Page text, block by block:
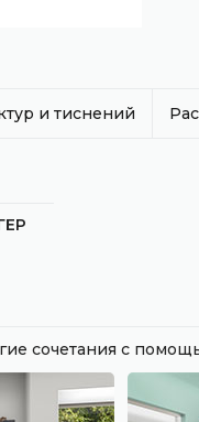
и тиснений
сочетания с